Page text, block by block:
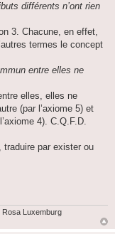
différents n’ont rien
3. Chacune, en effet,
termes le concept
entre elles ne
elles, elles ne
(par l’axiome 5) et
4). C.Q.F.D.
par exister ou
Luxemburg